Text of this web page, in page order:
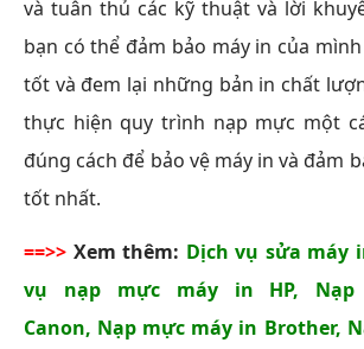
và tuân thủ các kỹ thuật và lời
bạn có thể đảm bảo máy in của
tốt và đem lại những bản in chất
thực hiện quy trình nạp mực một
đúng cách để bảo vệ máy in và đảm
tốt nhất.
==>> Xem thêm: Dịch vụ sửa máy
vụ nạp mực máy in HP,
Canon, Nạp mực máy in Brother,